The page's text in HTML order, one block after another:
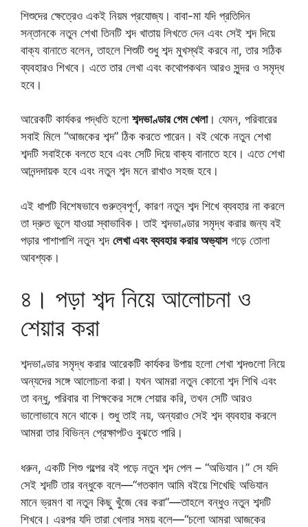
শিশুদের ক্ষেত্রেও একই নিয়ম প্রযোজ্য। বাবা-মা যদি প্রতিদিন
সন্তানকে নতুন শেখা তিনটি শব্দ খাতায় লিখতে দেন এবং সেই শব্দ দিয়ে
বাক্য বানাতে বলেন, তাহলে শিশুটি শুধু শব্দ মুখস্থই করবে না, তার সঠিক
ব্যবহারও শিখবে। এতে তার লেখা এবং কথোপকথন আরও সুন্দর ও সমৃদ্ধ
হবে।
আরেকটি কার্যকর পদ্ধতি হলো শব্দভাণ্ডার গেম খেলা। যেমন, পরিবারের
সবাই মিলে “আজকের শব্দ” ঠিক করতে পারেন। বই থেকে নতুন শেখা
শব্দটি সবাইকে বলতে হবে এবং সেটি দিয়ে বাক্য বানাতে হবে। এতে শেখা
আনন্দদায়ক হবে এবং নতুন শব্দ মনে রাখাও সহজ হবে।
এই ধাপটি বিশেষভাবে গুরুত্বপূর্ণ, কারণ নতুন শব্দ শিখে ব্যবহার না করলে
তা দ্রুত ভুলে যাওয়া স্বাভাবিক। তাই শব্দভাণ্ডার সমৃদ্ধ করার জন্য বই
পড়ার পাশাপাশি নতুন শব্দ লেখা এবং ব্যবহার করার অভ্যাসগড়ে তোলা
আবশ্যক।
৪। পড়া শব্দ নিয়ে আলোচনা ও
শেয়ার করা
শব্দভাণ্ডার সমৃদ্ধ করার আরেকটি কার্যকর উপায় হলো শেখা শব্দগুলো নিয়ে
অন্যদের সঙ্গে আলোচনা করা। যখন আমরা নতুন কোনো শব্দ শিখি এবং
তা বন্ধু, পরিবার বা শিক্ষকের সঙ্গে শেয়ার করি, তখন সেটি আরও
ভালোভাবে মনে থাকে। শুধু তাই নয়, অন্যরাও সেই শব্দ ব্যবহার করলে
আমরা তার বিভিন্ন প্রেক্ষাপটও বুঝতে পারি।
ধরুন, একটি শিশু গল্পের বই পড়ে নতুন শব্দ পেল – “অভিযান।” সে যদি
সেই শব্দটি তার বন্ধুকে বলে—“গতকাল আমি বইয়ে শিখেছি অভিযান
মানে ভ্রমণ বা নতুন কিছু খুঁজে বের করা”—তাহলে বন্ধুও নতুন শব্দটি
শিখবে। এরপর যদি তারা খেলার সময় বলে—“চলো আমরা আজকের